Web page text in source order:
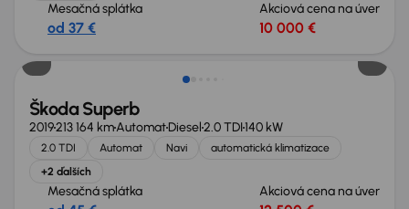
Mesačná splátka
od 37 €
Akciová cena na úver
10 000 €
Nové v ponuke
Škoda Superb
2019213 164 kmAutomatDiesel2.0 TDI140 kW
2.0 TDI Automat Navi
automatická klimatizace
+2 ďalších
Mesačná splátka Akciová cena na úver